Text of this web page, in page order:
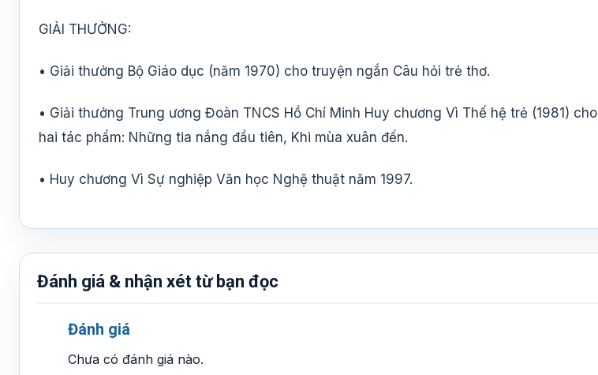
GIẢI THƯỞNG:
• Giải thưởng Bộ Giáo dục (năm 1970) cho truyện ngắn Câu hỏi trẻ thơ.
• Giải thưởng Trung ương Đoàn TNCS Hồ Chí Minh Huy chương Vì Thế hệ trẻ (1981) cho
hai tác phẩm: Những tia nắng đầu tiên, Khi mùa xuân đến.
• Huy chương Vì Sự nghiệp Văn học Nghệ thuật năm 1997.
Đánh giá & nhận xét từ bạn đọc
Đánh giá
Chưa có đánh giá nào.